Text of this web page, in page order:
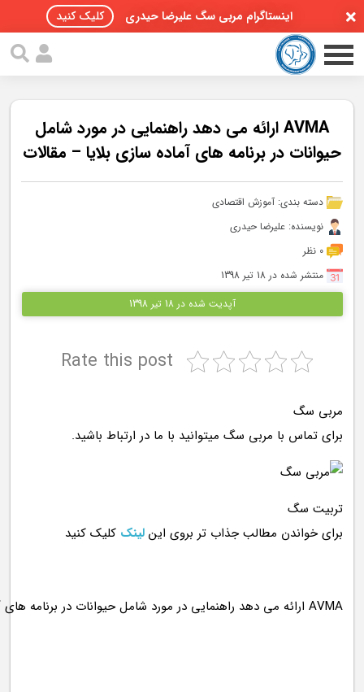
اینستاگرام مربی سگ علیرضا حیدری کلیک کنید
صفحه اصلی
مقالات سگ ها
پادکست سگ ها
سمینار تهران 96
تماس با ما
AVMA ارائه می دهد راهنمایی در مورد شامل
حیوانات در برنامه های آماده سازی بلایا – مقالات
دسته بندی:آموزش اقتصادی
نویسنده: علیرضا حیدری
0 نظر
منتشر شده در 18 تیر 1398
آپدیت شده در 18 تیر 1398
Rate this post
مربی سگ
برای تماس با مربی سگ میتوانید با ما در ارتباط باشید.
تربیت سگ
برای خواندن مطالب جذاب تر بروی اینلینک کلیک کنید